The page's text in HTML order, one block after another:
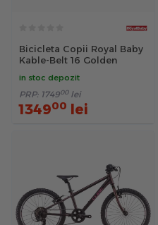
Bicicleta Copii Royal Baby
Kable-Belt 16 Golden
in stoc depozit
PRP: 174900 lei
134900 lei